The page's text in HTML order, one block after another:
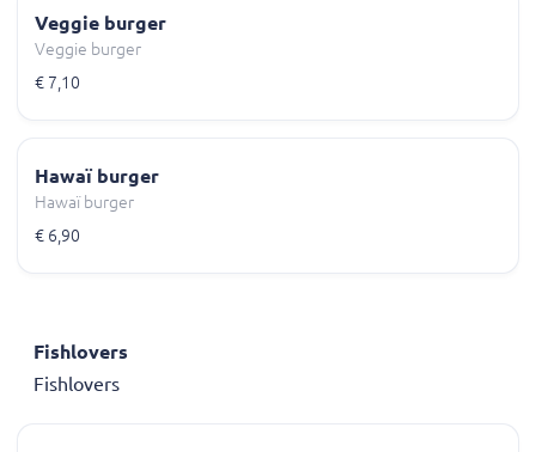
Veggie burger
Veggie burger
€ 7,10
Hawaï burger
Hawaï burger
€ 6,90
Fishlovers
Fishlovers